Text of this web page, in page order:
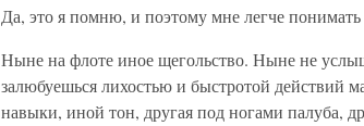
Да, это я помню, и поэтому мне легче
Ныне на флоте иное щегольство. Ныне не
залюбуешься лихостью и быстротой
навыки, иной тон, другая под ногами палуба,